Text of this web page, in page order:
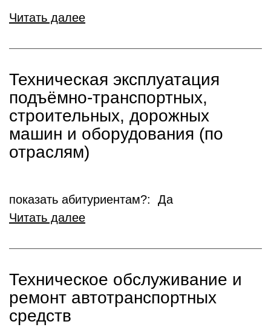
Читать далее
Техническая эксплуатация
подъёмно-транспортных,
строительных, дорожных
машин и оборудования (по
отраслям)
показать абитуриентам?: Да
Читать далее
Техническое обслуживание и
ремонт автотранспортных
средств